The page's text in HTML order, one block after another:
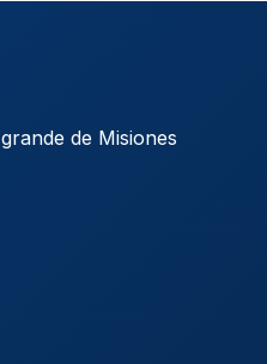
de Misiones